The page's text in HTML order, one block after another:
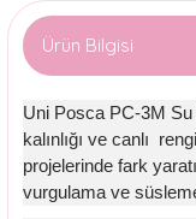
Ürün Bilgisi
Uni Posca PC-3M
kalınlığı ve canlı
projelerinde fark
vurgulama ve